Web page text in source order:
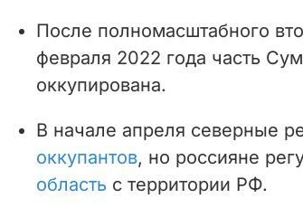
После полномасштабного
февраля 2022 года часть
оккупирована.
В начале апреля северные
оккупантов, но россияне
область с территории РФ.